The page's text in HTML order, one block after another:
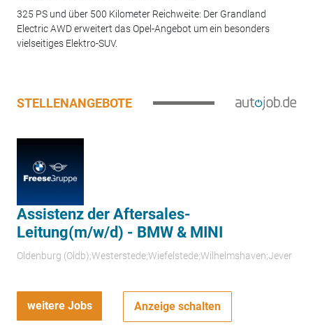
325 PS und über 500 Kilometer Reichweite: Der Grandland
Electric AWD erweitert das Opel-Angebot um ein besonders
vielseitiges Elektro-SUV.
STELLENANGEBOTE
Assistenz der Aftersales-
Leitung(m/w/d) - BMW & MINI
Oldenburg (Oldb);Westerstede;Wiefelstede;Wilhelmshaven;Jever
weitere Jobs Anzeige schalten